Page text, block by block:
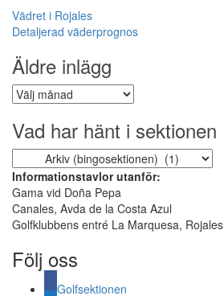
Vädret i Rojales
Detaljerad väderprognos
Äldre inlägg
Äldre
inlägg
Vad har hänt i sektionen
har
hänt
i
sektionen
Informationstavlor utanför:
Gama vid Doña Pepa
Canales, Avda de la Costa Azul
Golfklubbens entré La Marquesa, Rojales
Följ oss
Golfsektionen